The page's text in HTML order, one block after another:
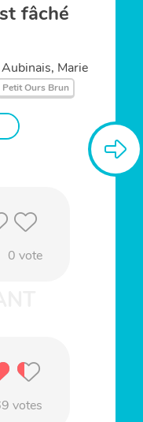
fâché
Aubinais, Marie
Petit Ours Brun
0 vote
votes